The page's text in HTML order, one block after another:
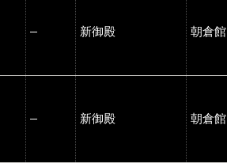
― 新御殿 朝倉館
― 新御殿 朝倉館